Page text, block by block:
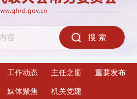
工作动态 主任之窗 重要发布
媒体聚焦 机关党建